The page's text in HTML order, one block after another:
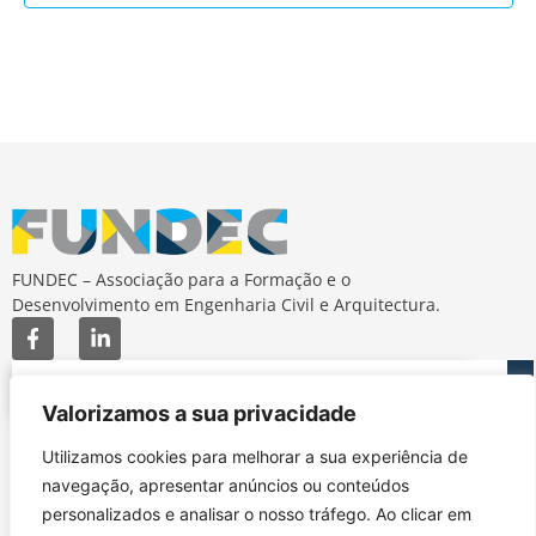
Valorizamos a sua privacidade
Utilizamos cookies para melhorar a sua experiência de
navegação, apresentar anúncios ou conteúdos
personalizados e analisar o nosso tráfego. Ao clicar em
FUNDEC – Associação para a Formação e o
Desenvolvimento em Engenharia Civil e Arquitectura.
MAPA DO SITE
Subscrever Newsletter
Contactos
CONTACTOS
fundec@tecnico.ulisboa.pt
FUNDEC - IST - DECivil